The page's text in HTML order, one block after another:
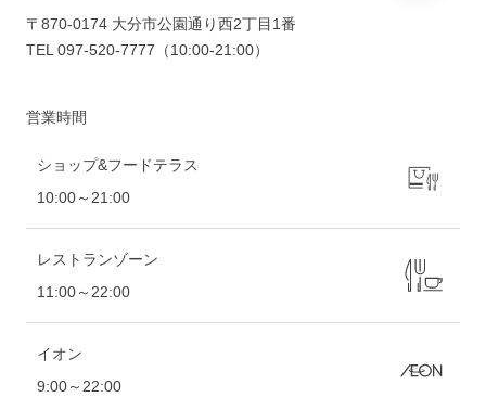
か?皆様のご来店を心よりお待ちしており
ます!期間:2026年8月6日(木)〜2026年8月
〒870-0174 大分市公園通り西2丁目1番
TEL 097-520-7777 （10:00-21:00）
営業時間
ショップ&フードテラス
10:00～21:00
レストランゾーン
11:00～22:00
イオン
9:00～22:00